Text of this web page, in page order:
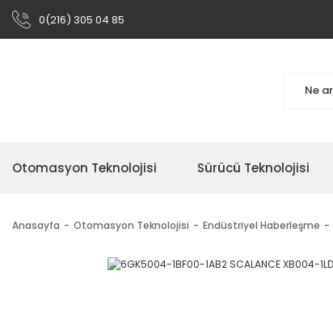
0(216) 305 04 85
Otomasyon Teknolojisi Sürücü Teknolojisi
Anasayfa Otomasyon Teknolojisi Endüstriyel Haberleşme